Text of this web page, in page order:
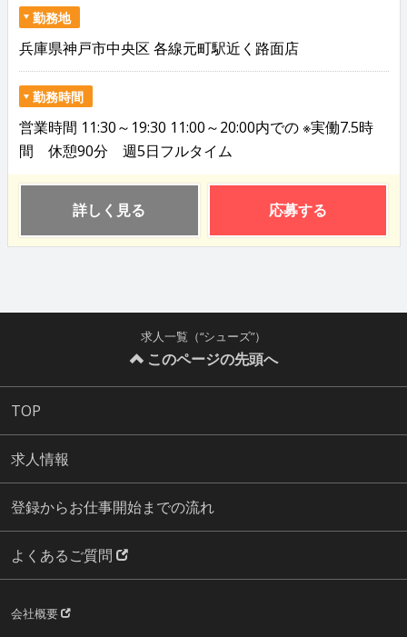
勤務地
兵庫県神戸市中央区 各線元町駅近く路面店
勤務時間
営業時間 11:30～19:30 11:00～20:00内での ※実働7.5時
間 休憩90分 週5日フルタイム
詳しく見る 応募する
求人一覧（“シューズ”）
このページの先頭へ
TOP
求人情報
登録からお仕事開始までの流れ
よくあるご質問
会社概要